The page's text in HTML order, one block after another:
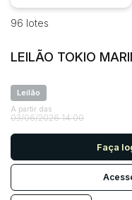
Veículos
Carros
Utilitário
Bairro
Judiciais
R$
96 lotes
LEILÃO TOKIO
Leilão
A partir das
03/06/2026 14:00
Faça